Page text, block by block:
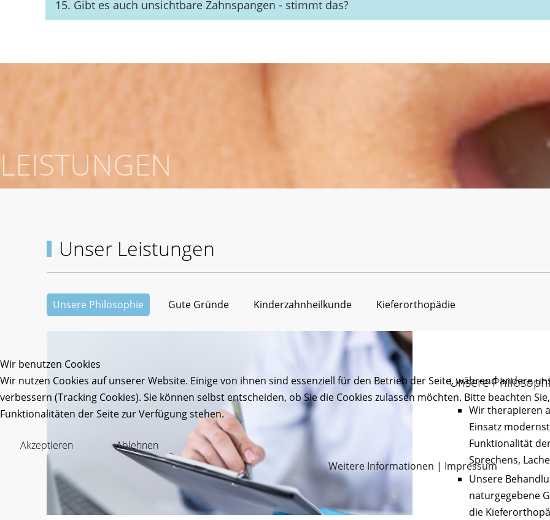
15. Gibt es auch unsichtbare Zahnspangen - stimmt das?
LEISTUNGEN
Unser Leistungen
Unsere Philosophie Gute Gründe Kinderzahnheilkunde Kieferorthopädie
Unsere
Wir therapieren
Einsatz
Funktionalität
Sprechens,
Unsere
naturgegebene
die
Wir benutzen Cookies
Wir nutzen Cookies auf unserer Website. Einige von ihnen sind essenziell für den Betrieb der Seite, während andere
verbessern (Tracking Cookies). Sie können selbst entscheiden, ob Sie die Cookies zulassen möchten. Bitte beachten
Funktionalitäten der Seite zur Verfügung stehen.
Akzeptieren
Ablehnen
Weitere Informationen | Impressum